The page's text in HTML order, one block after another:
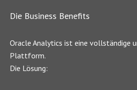
Die Business Benefits
Oracle Analytics ist eine vollständige
Plattform.
Die Lösung: